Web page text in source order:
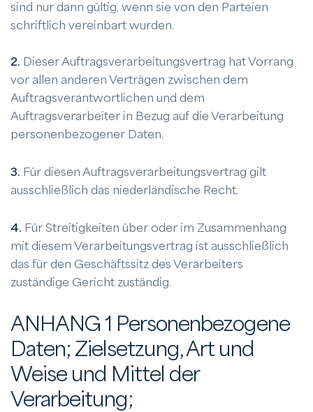
sind nur dann gültig, wenn sie von den Parteien
schriftlich vereinbart wurden.
2. Dieser Auftragsverarbeitungsvertrag hat Vorrang
vor allen anderen Verträgen zwischen dem
Auftragsverantwortlichen und dem
Auftragsverarbeiter in Bezug auf die Verarbeitung
personenbezogener Daten.
3. Für diesen Auftragsverarbeitungsvertrag gilt
ausschließlich das niederländische Recht.
4. Für Streitigkeiten über oder im Zusammenhang
mit diesem Verarbeitungsvertrag ist ausschließlich
das für den Geschäftssitz des Verarbeiters
zuständige Gericht zuständig.
ANHANG 1 Personenbezogene
Daten; Zielsetzung, Art und
Weise und Mittel der
Verarbeitung;